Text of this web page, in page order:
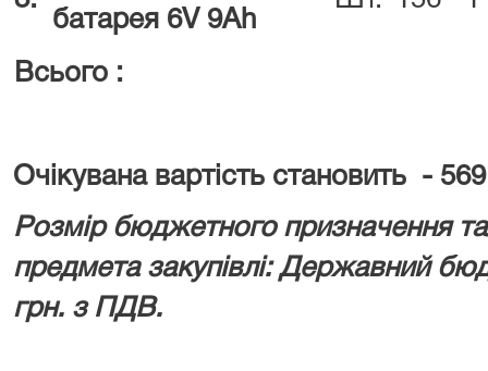
батарея 6V 9Ah
Всього :
Очікувана вартість становить -
Розмір бюджетного призначення
предмета закупівлі: Державний
грн. з ПДВ.